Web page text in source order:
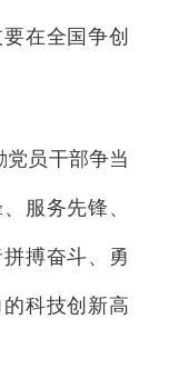
在全国争创
员干部争当
服务先锋、
搏奋斗、勇
科技创新高